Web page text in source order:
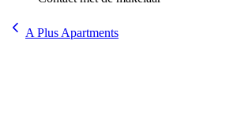
A Plus Apartments